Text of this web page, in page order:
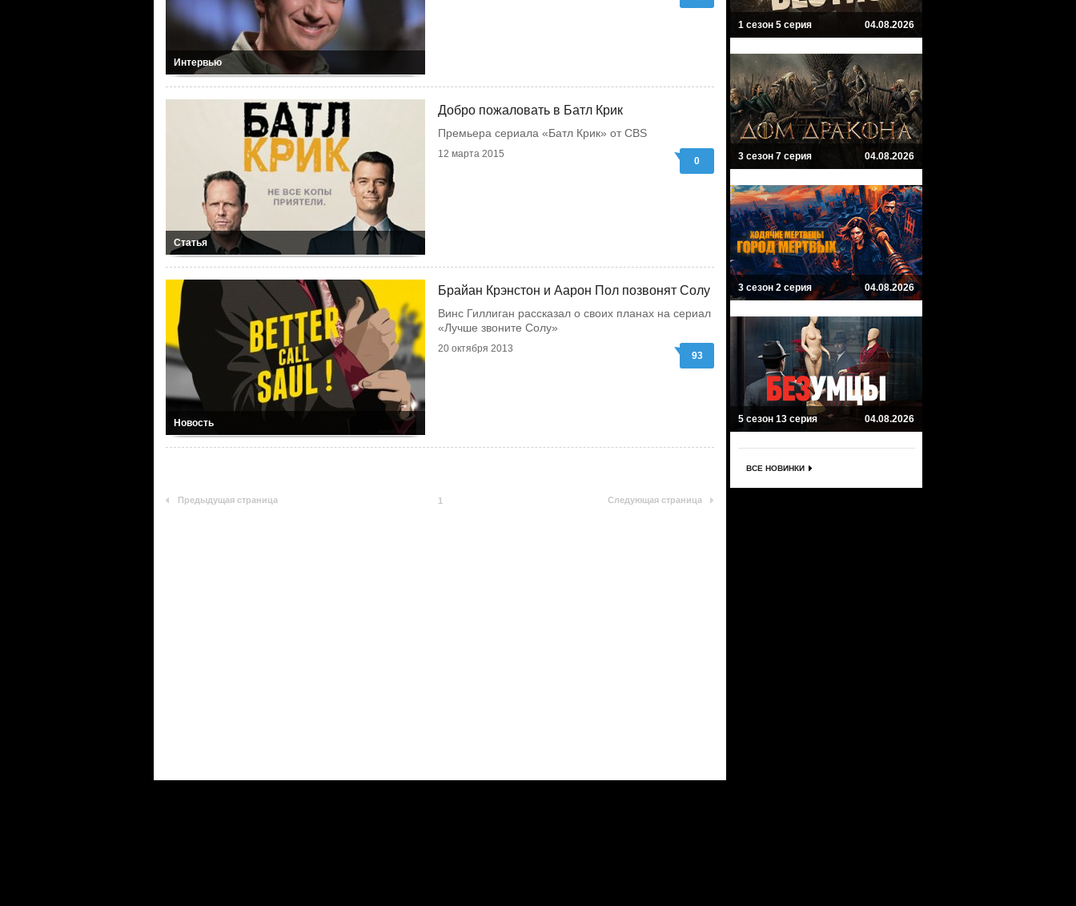
Интервью
Статья
Добро пожаловать в Батл Крик
Премьера сериала «Батл Крик» от CBS
12 марта 2015
0
Новость
Брайан Крэнстон и Аарон Пол позвонят Солу
Винс Гиллиган рассказал о своих планах на сериал
«Лучше звоните Солу»
20 октября 2013
93
Предыдущая страница 1 Следующая страница
1 сезон 5 серия 04.08.2026
3 сезон 7 серия 04.08.2026
3 сезон 2 серия 04.08.2026
5 сезон 13 серия 04.08.2026
ВСЕ НОВИНКИ